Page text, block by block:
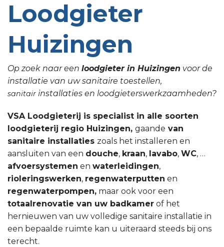
Loodgieter
Huizingen
Op zoek naar een loodgieter in Huizingen voor de
installatie van uw sanitaire toestellen,
sanitair installaties en loodgieterswerkzaamheden?
VSA Loodgieterij is specialist in alle soorten
loodgieterij regio Huizingen, gaande van
sanitaire installaties zoals het installeren en
aansluiten van een douche, kraan, lavabo, WC, …
afvoersystemen en waterleidingen,
rioleringswerken, regenwaterputten en
regenwaterpompen, maar ook voor een
totaalrenovatie van uw badkamer of het
hernieuwen van uw volledige sanitaire installatie in
een bepaalde ruimte kan u uiteraard steeds bij ons
terecht.